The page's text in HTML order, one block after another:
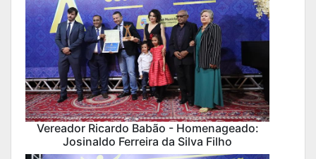
Vereador Ricardo Babão - Homenageado:
Josinaldo Ferreira da Silva Filho